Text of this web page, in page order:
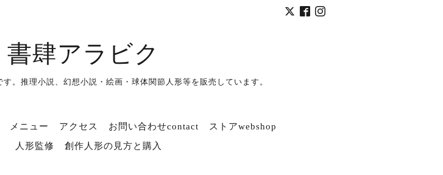
肆アラビク
。推理小説、幻想小説・絵画・球体関節人形等を販売しています。
メニュー アクセス お問い合わせcontact
ストアwebshop
人形監修 創作人形の見方と購入